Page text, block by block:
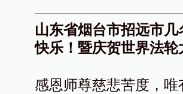
山东省烟台市招远市
快乐！暨庆贺世界法轮
感恩师尊慈悲苦度，